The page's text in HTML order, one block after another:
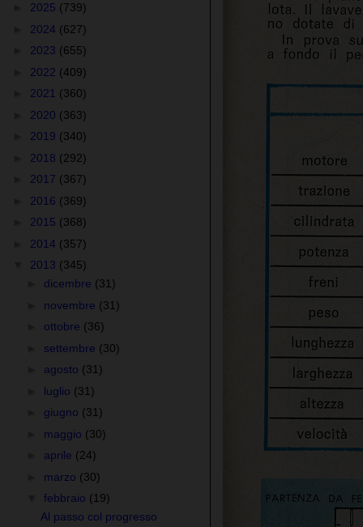
2025 (739)
2024 (627)
2023 (655)
2022 (409)
2021 (360)
2020 (363)
2019 (340)
2018 (292)
2017 (367)
2016 (369)
2015 (368)
2014 (357)
2013 (345)
dicembre (31)
novembre (31)
ottobre (36)
settembre (30)
agosto (31)
luglio (31)
giugno (31)
maggio (30)
aprile (24)
marzo (30)
febbraio (19)
Al passo col progresso